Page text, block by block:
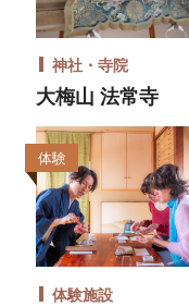
神社・寺院
大梅山 法常寺
体験
体験施設